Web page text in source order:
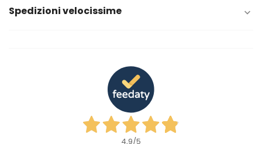
Spedizioni velocissime 
4,9/5